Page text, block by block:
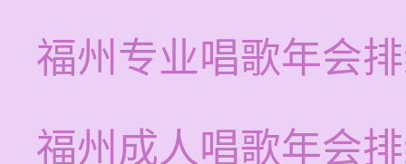
福州专业唱歌年会
福州成人唱歌年会